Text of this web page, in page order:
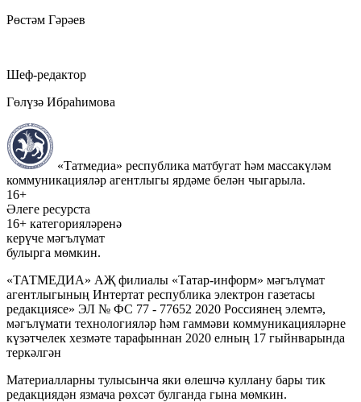
Рөстәм Гәрәев
Шеф-редактор
Гөлүзә Ибраһимова
«Татмедиа» республика матбугат һәм массакүләм
коммуникацияләр агентлыгы ярдәме белән чыгарыла.
16+
Әлеге ресурста
16+ категорияләренә
керүче мәгълүмат
булырга мөмкин.
«ТАТМЕДИА» АҖ филиалы «Татар-информ» мәгълүмат
агентлыгының Интертат республика электрон газетасы
редакциясе» ЭЛ № ФС 77 - 77652 2020 Россиянең элемтә,
мәгълүмати технологияләр һәм гаммәви коммуникацияләрне
күзәтчелек хезмәте тарафыннан 2020 елның 17 гыйнварында
теркәлгән
Материалларны тулысынча яки өлешчә куллану бары тик
редакциядән язмача рөхсәт булганда гына мөмкин.